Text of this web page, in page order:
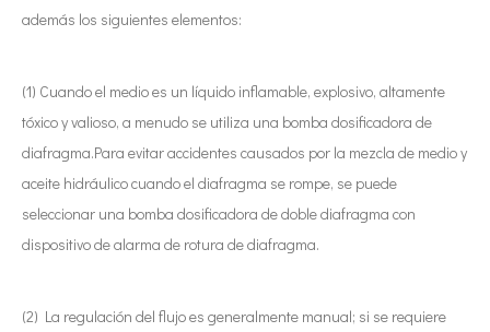
además los siguientes elementos:
(1) Cuando el medio es un líquido inflamable, explosivo, altamente
tóxico y valioso, a menudo se utiliza una bomba dosificadora de
diafragma.Para evitar accidentes causados ​​por la mezcla de medio y
aceite hidráulico cuando el diafragma se rompe, se puede
seleccionar una bomba dosificadora de doble diafragma con
dispositivo de alarma de rotura de diafragma.
(2) La regulación del flujo es generalmente manual; si se requiere